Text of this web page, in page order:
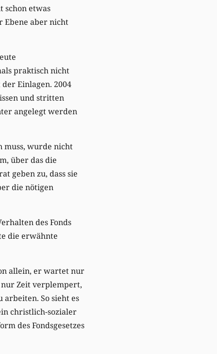
schon etwas
Ebene aber nicht
praktisch nicht
Einlagen. 2004
und stritten
angelegt werden
muss, wurde nicht
über das die
geben zu, dass sie
die nötigen
des Fonds
die erwähnte
allein, er wartet nur
nur Zeit verplempert,
arbeiten. So sieht es
christlich-sozialer
des Fondsgesetzes